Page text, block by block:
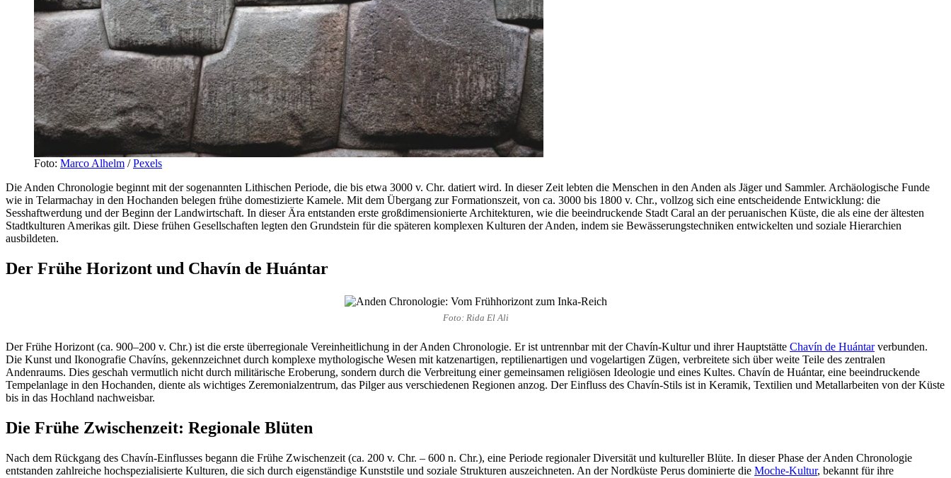
Foto: Marco Alhelm /Pexels
Die Anden Chronologie beginnt mit der sogenannten Lithischen Periode, die bis etwa 3000 v. Chr. datiert wird. In dieser Zeit lebten die Menschen in den Anden als Jäger und Sammler. Archäologische Funde
wie in Telarmachay in den Hochanden belegen frühe domestizierte Kamele. Mit dem Übergang zur Formationszeit, von ca. 3000 bis 1800 v. Chr., vollzog sich eine entscheidende Entwicklung: die
Sesshaftwerdung und der Beginn der Landwirtschaft. In dieser Ära entstanden erste großdimensionierte Architekturen, wie die beeindruckende Stadt Caral an der peruanischen Küste, die als eine der ältesten
Stadtkulturen Amerikas gilt. Diese frühen Gesellschaften legten den Grundstein für die späteren komplexen Kulturen der Anden, indem sie Bewässerungstechniken entwickelten und soziale Hierarchien
ausbildeten.
Der Frühe Horizont und Chavín de Huántar
Foto: Rida El Ali
Der Frühe Horizont (ca. 900–200 v. Chr.) ist die erste überregionale Vereinheitlichung in der Anden Chronologie. Er ist untrennbar mit der Chavín-Kultur und ihrer Hauptstätte Chavín de Huántarverbunden.
Die Kunst und Ikonografie Chavíns, gekennzeichnet durch komplexe mythologische Wesen mit katzenartigen, reptilienartigen und vogelartigen Zügen, verbreitete sich über weite Teile des zentralen
Andenraums. Dies geschah vermutlich nicht durch militärische Eroberung, sondern durch die Verbreitung einer gemeinsamen religiösen Ideologie und eines Kultes. Chavín de Huántar, eine beeindruckende
Tempelanlage in den Hochanden, diente als wichtiges Zeremonialzentrum, das Pilger aus verschiedenen Regionen anzog. Der Einfluss des Chavín-Stils ist in Keramik, Textilien und Metallarbeiten von der Küste
bis in das Hochland nachweisbar.
Die Frühe Zwischenzeit: Regionale Blüten
Nach dem Rückgang des Chavín-Einflusses begann die Frühe Zwischenzeit (ca. 200 v. Chr. – 600 n. Chr.), eine Periode regionaler Diversität und kultureller Blüte. In dieser Phase der Anden Chronologie
entstanden zahlreiche hochspezialisierte Kulturen, die sich durch eigenständige Kunststile und soziale Strukturen auszeichneten. An der Nordküste Perus dominierte die Moche-Kultur, bekannt für ihre